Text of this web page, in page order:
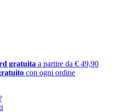
gratuita a partire da € 49,90
con ogni ordine